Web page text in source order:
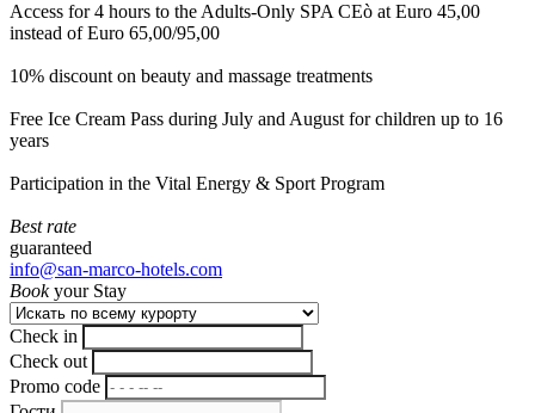
Access for 4 hours to the Adults-Only SPA CEò at Euro 45,00
instead of Euro 65,00/95,00
10% discount on beauty and massage treatments
Free Ice Cream Pass during July and August for children up to 16
years
Participation in the Vital Energy & Sport Program
Best rate
guaranteed
info@san-marco-hotels.com
Bookyour Stay
Check in
Check out
Promo code